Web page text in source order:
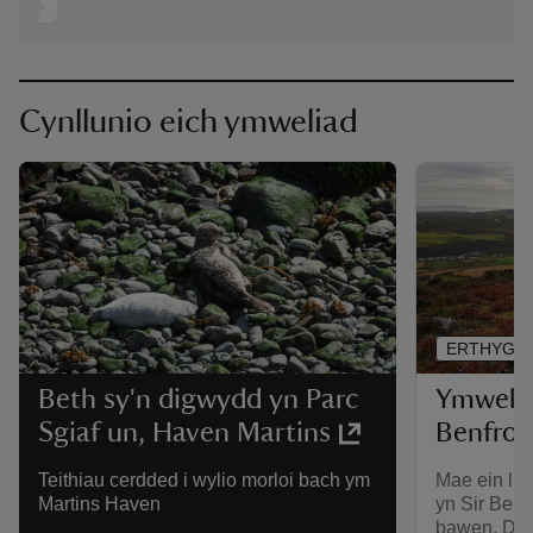
Cynllunio eich ymweliad
Beth sy'n digwydd yn Parc
Sgiaf un, Haven Martins
Teithiau cerdded i wylio morloi bach ym
Martins Haven
Benfro
Mae ein
yn Sir
bawen.
ERTHYGL